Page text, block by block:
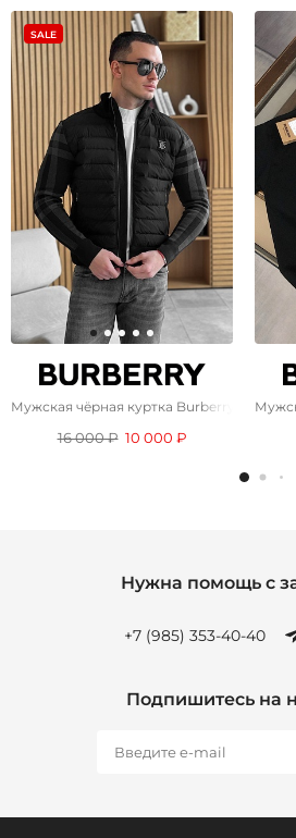
SALE
Мужская чёрная куртка Burberry TB-logo
16 000 ₽ 10 000 ₽
Нужна помощь с
+7 (985) 353-40-40
Подпишитесь на